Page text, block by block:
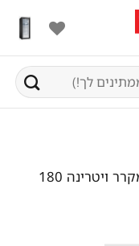
מקרר ויטרינה 180